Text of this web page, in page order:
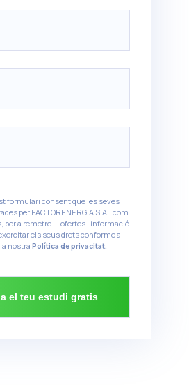
formulari consent que les seves
per FACTORENERGIA S.A., com
per a remetre-li ofertes i informació
els seus drets conforme a
nostra Política de privacitat.